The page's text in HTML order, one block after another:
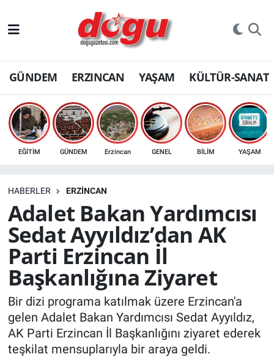
GÜNDEM ERZINCAN YAŞAM KÜLTÜR-SANAT
EĞİTİM GÜNDEM Erzincan GENEL BİLİM YAŞAM
HABERLER ERZINCAN
Adalet Bakan Yardımcısı
Sedat Ayyıldız’dan AK
Parti Erzincan İl
Başkanlığına Ziyaret
Bir dizi programa katılmak üzere Erzincan'a
gelen Adalet Bakan Yardımcısı Sedat Ayyıldız,
AK Parti Erzincan İl Başkanlığını ziyaret ederek
teşkilat mensuplarıyla bir araya geldi.
ERZINCAN
GÜNDEM
ERZİNCAN FOTOĞRAFLARI
SAĞLIK
EKONOMİ
Bilim, teknoloji
GENEL
KÜLTÜR-SANAT
Yerel Haber